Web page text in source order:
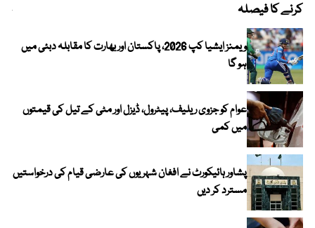
کرنے کا فیصلہ
ویمنز ایشیا کپ 2026، پاکستان اور بھارت کا مقابلہ دبئی میں
ہو گا
عوام کو جزوی ریلیف، پیٹرول، ڈیزل اور مٹی کے تیل کی قیمتوں
میں کمی
پشاور ہائیکورٹ نے افغان شہریوں کی عارضی قیام کی درخواستیں
مسترد کر دیں